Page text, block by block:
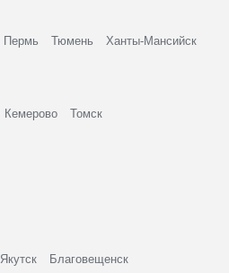
Пермь Тюмень Ханты-Мансийск
Кемерово Томск
Якутск
Благовещенск